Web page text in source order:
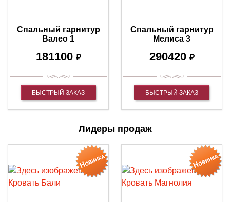
Спальный гарнитур
Валео 1
181100 ₽
БЫСТРЫЙ ЗАКАЗ
Спальный гарнитур
Мелиса 3
290420 ₽
БЫСТРЫЙ ЗАКАЗ
Лидеры продаж